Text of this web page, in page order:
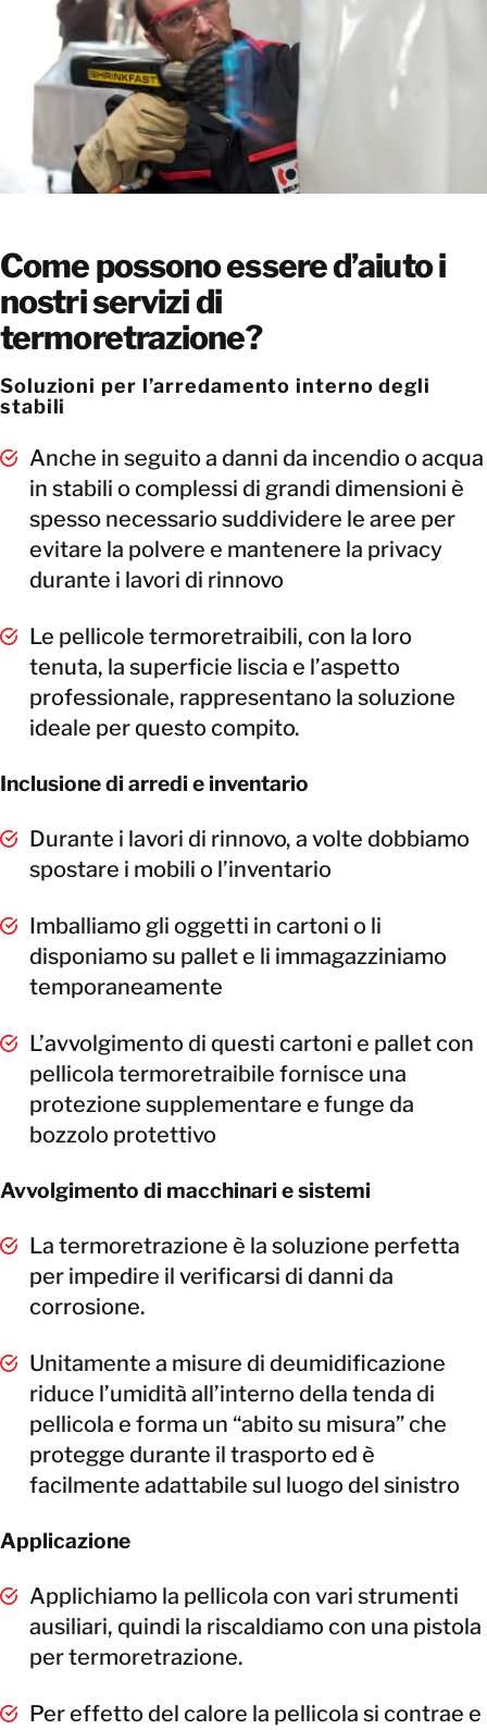
Come possono essere d’aiuto i
nostri servizi di
termoretrazione?
Soluzioni per l’arredamento interno degli
stabili
Anche in seguito a danni da incendio o acqua
in stabili o complessi di grandi dimensioni è
spesso necessario suddividere le aree per
evitare la polvere e mantenere la privacy
durante i lavori di rinnovo
Le pellicole termoretraibili, con la loro
tenuta, la superficie liscia e l’aspetto
professionale, rappresentano la soluzione
ideale per questo compito.
Inclusione di arredi e inventario
Durante i lavori di rinnovo, a volte dobbiamo
spostare i mobili o l’inventario
Imballiamo gli oggetti in cartoni o li
disponiamo su pallet e li immagazziniamo
temporaneamente
L’avvolgimento di questi cartoni e pallet con
pellicola termoretraibile fornisce una
protezione supplementare e funge da
bozzolo protettivo
Avvolgimento di macchinari e sistemi
La termoretrazione è la soluzione perfetta
per impedire il verificarsi di danni da
corrosione.
Unitamente a misure di deumidificazione
riduce l’umidità all’interno della tenda di
pellicola e forma un “abito su misura” che
protegge durante il trasporto ed è
facilmente adattabile sul luogo del sinistro
Applicazione
Applichiamo la pellicola con vari strumenti
ausiliari, quindi la riscaldiamo con una pistola
per termoretrazione.
Per effetto del calore la pellicola si contrae e